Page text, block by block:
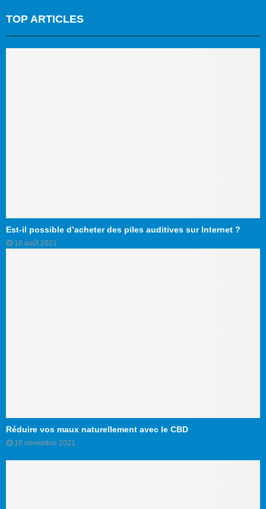
TOP ARTICLES
Est-il possible d’acheter des piles auditives sur Internet ?
10 août 2021
Réduire vos maux naturellement avec le CBD
10 novembre 2021